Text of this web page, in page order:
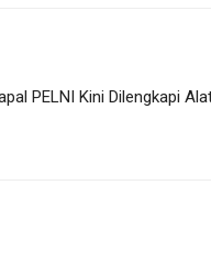
PELNI Kini Dilengkapi